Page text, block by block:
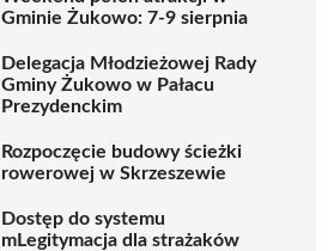
Gminie Żukowo: 7-9 sierpnia
Delegacja Młodzieżowej Rady
Gminy Żukowo w Pałacu
Prezydenckim
Rozpoczęcie budowy ścieżki
rowerowej w Skrzeszewie
Dostęp do systemu
mLegitymacja dla strażaków